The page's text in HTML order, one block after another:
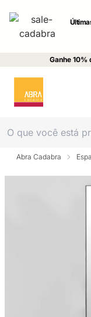
Ganhe
Abra Cadabra